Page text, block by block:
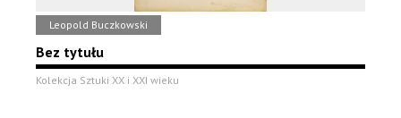
Leopold Buczkowski
Bez tytułu
Kolekcja Sztuki XX i XXI wieku